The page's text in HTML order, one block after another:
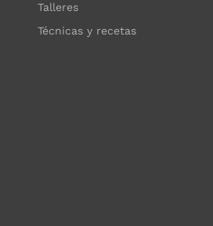
Talleres
Técnicas y recetas